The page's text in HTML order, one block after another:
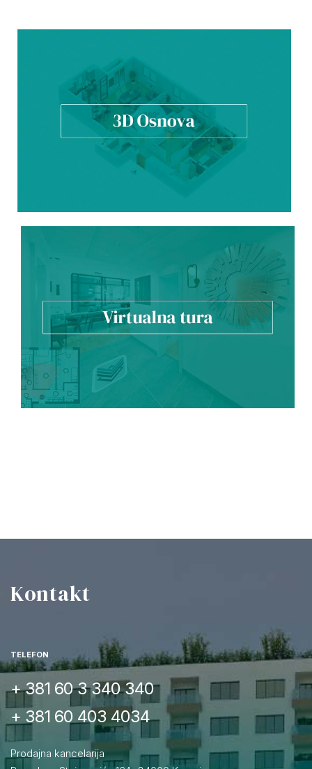
Kontakt
TELEFON
+ 381 60 3 340 340
+ 381 60 403 4034
Prodajna kancelarija